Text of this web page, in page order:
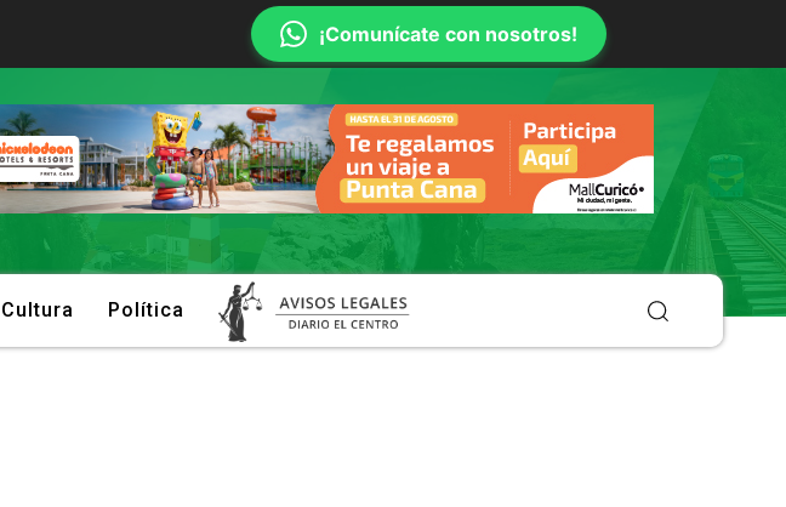
¡Comunícate con nosotros!
Cultura Política